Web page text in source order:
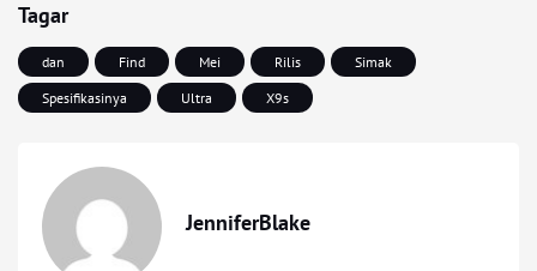
Tagar
dan Find Mei Rilis
Simak
Spesifikasinya
Ultra X9s
JenniferBlake